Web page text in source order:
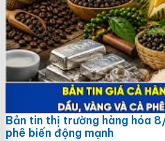
Bản tin thị trường hàng hóa
phê biến động mạnh